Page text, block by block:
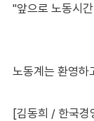
"앞으로 노동시
노동계는 환영하
[김동희 / 한국경